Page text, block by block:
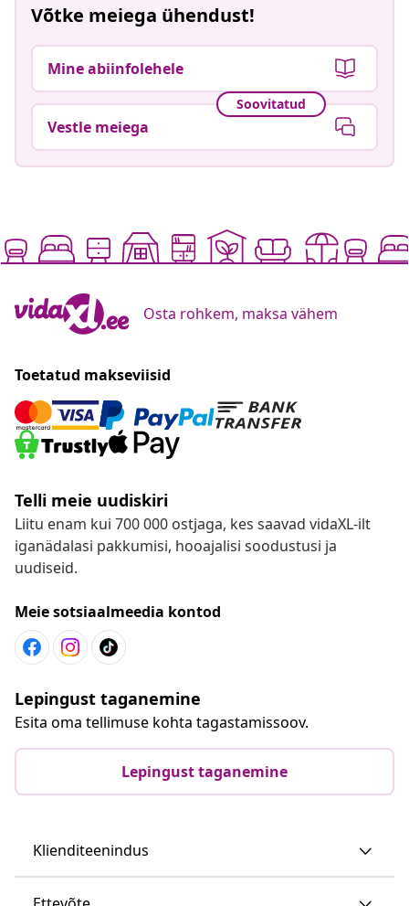
Võtke meiega ühendust!
Mine abiinfolehele
Soovitatud
Vestle meiega
Osta rohkem, maksa vähem
Toetatud makseviisid
Telli meie uudiskiri
Liitu enam kui 700 000 ostjaga, kes saavad vidaXL-ilt
iganädalasi pakkumisi, hooajalisi soodustusi ja
uudiseid.
Meie sotsiaalmeedia kontod
Lepingust taganemine
Esita oma tellimuse kohta tagastamissoov.
Lepingust taganemine
Klienditeenindus